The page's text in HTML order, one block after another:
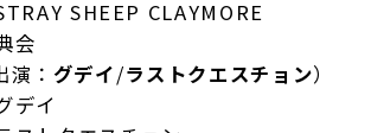
SHEEP CLAYMORE
会
演： グデイ/ラストクエスチョン）
イ